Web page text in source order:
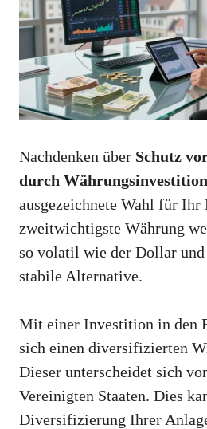
Nachdenken über Schutz
durch
ausgezeichnete Wahl für
zweitwichtigste Währung
so volatil wie der Dollar und
stabile Alternative.
Mit einer Investition in den
sich einen diversifizierten
Dieser unterscheidet sich
Vereinigten Staaten. Dies
Diversifizierung Ihrer